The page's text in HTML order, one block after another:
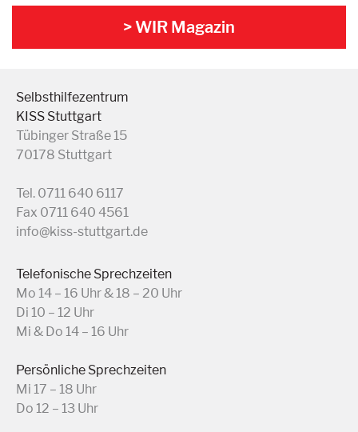
> WIR Magazin
Selbsthilfezentrum
KISS Stuttgart
Tübinger Straße 15
70178 Stuttgart
Tel. 0711 640 6117
Fax 0711 640 4561
info@kiss-stuttgart.de
Telefonische Sprechzeiten
Mo 14 – 16 Uhr & 18 – 20 Uhr
Di 10 – 12 Uhr
Mi & Do 14 – 16 Uhr
Persönliche Sprechzeiten
Mi 17 – 18 Uhr
Do 12 – 13 Uhr